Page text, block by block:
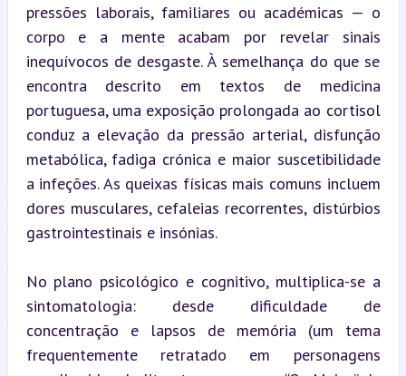
pressões laborais, familiares ou académicas — o
corpo e a mente acabam por revelar sinais
inequívocos de desgaste. À semelhança do que se
encontra descrito em textos de medicina
portuguesa, uma exposição prolongada ao cortisol
conduz a elevação da pressão arterial, disfunção
metabólica, fadiga crónica e maior suscetibilidade
a infeções. As queixas físicas mais comuns incluem
dores musculares, cefaleias recorrentes, distúrbios
gastrointestinais e insónias.
No plano psicológico e cognitivo, multiplica-se a
sintomatologia: desde dificuldade de
concentração e lapsos de memória (um tema
frequentemente retratado em personagens